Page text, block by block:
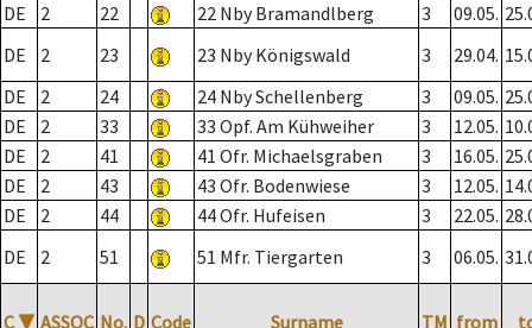
DE
2 22 22 Nby Bramandlberg 3 09.05.
DE
2 23 23 Nby Königswald 3 29.04.
DE
2 24 24 Nby Schellenberg 3 09.05.
DE
2 33 33 Opf. Am Kühweiher 3 12.05.
DE
2 41 41 Ofr. Michaelsgraben 3 16.05.
DE
2 43 43 Ofr. Bodenwiese 3 12.05.
DE
2 44 44 Ofr. Hufeisen 3 22.05.
DE
2 51 51 Mfr. Tiergarten 3 06.05.
C ▼ ASSOC No. D Code Surname TM from